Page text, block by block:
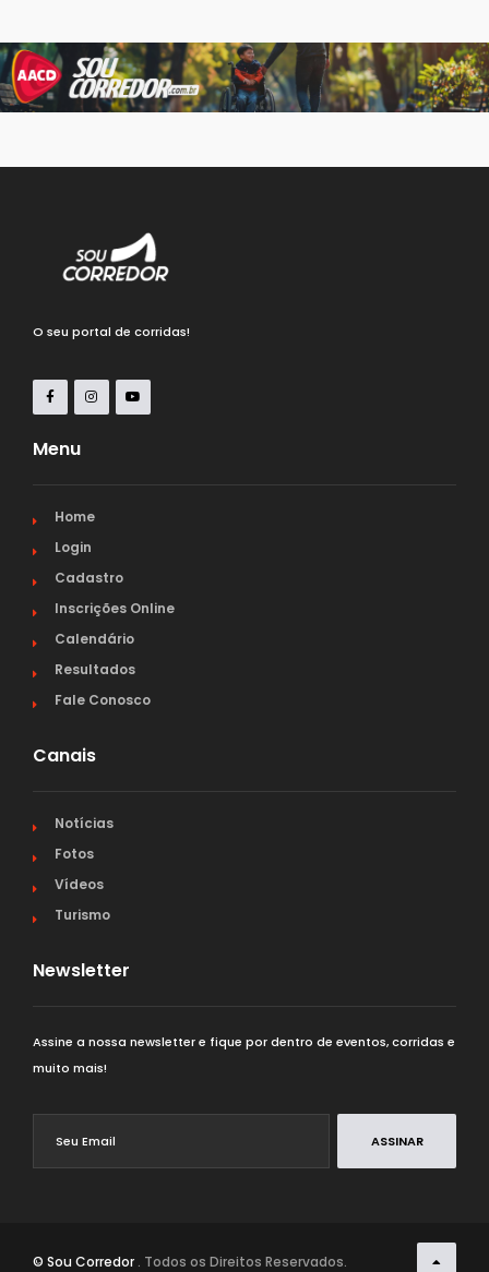
O seu portal de corridas!
Menu
Home
Login
Cadastro
Inscrições Online
Calendário
Resultados
Fale Conosco
Canais
Notícias
Fotos
Vídeos
Turismo
Newsletter
Assine a nossa newsletter e fique por dentro de eventos, corridas e
muito mais!
ASSINAR
© Sou Corredor. Todos os Direitos Reservados.